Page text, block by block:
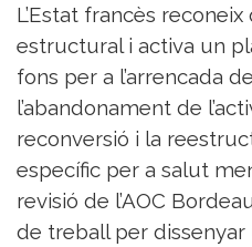
L’Estat francès
estructural i activa un
fons per a l’arrencada
l’abandonament de
reconversió i la
específic per a salut
revisió de l’AOC
de treball per dissenyar